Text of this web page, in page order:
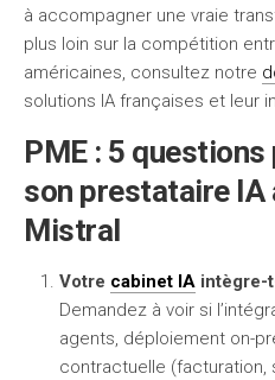
à accompagner une vraie
plus loin sur la compétition
américaines, consultez notre
solutions IA françaises et leur
PME : 5
son prestataire IA
Mistral
Votre cabinet IA intègre-
Demandez à voir si
agents, déploiement on-
contractuelle (facturation,